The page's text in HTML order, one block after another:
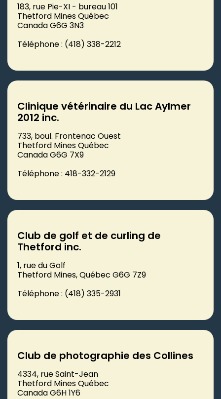
183, rue Pie-XI - bureau 101
Thetford Mines Québec
Canada G6G 3N3
Téléphone : (418) 338-2212
Clinique vétérinaire du Lac Aylmer
2012 inc.
733, boul. Frontenac Ouest
Thetford Mines Québec
Canada G6G 7X9
Téléphone : 418-332-2129
Club de golf et de curling de
Thetford inc.
1, rue du Golf
Thetford Mines, Québec G6G 7Z9
Téléphone : (418) 335-2931
Club de photographie des Collines
4334, rue Saint-Jean
Thetford Mines Québec
Canada G6H 1Y6